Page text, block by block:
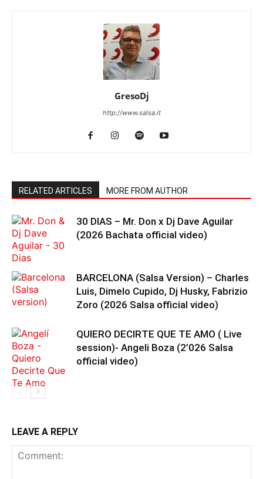
GresoDj
http://www.salsa.it
RELATED ARTICLES MORE FROM AUTHOR
30 DIAS – Mr. Don x Dj Dave Aguilar
(2026 Bachata official video)
BARCELONA (Salsa Version) – Charles
Luis, Dimelo Cupido, Dj Husky, Fabrizio
Zoro (2026 Salsa official video)
QUIERO DECIRTE QUE TE AMO ( Live
session)- Angeli Boza (2’026 Salsa
official video)
LEAVE A REPLY